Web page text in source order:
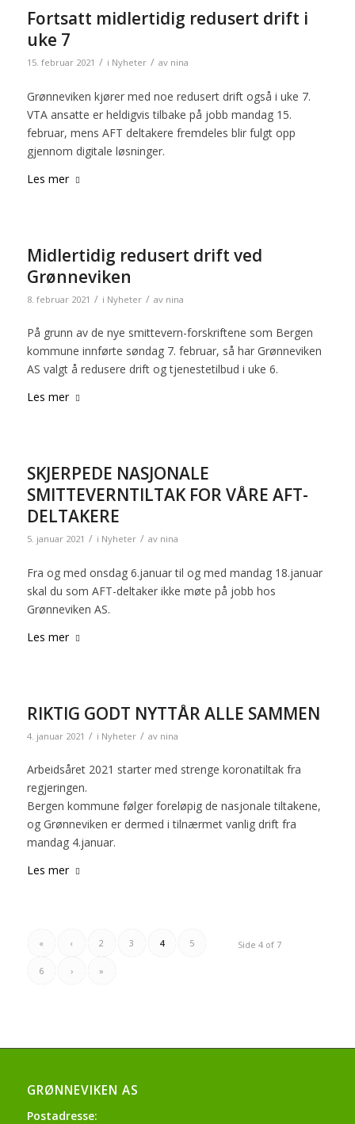
Fortsatt midlertidig redusert drift i
uke 7
15. februar 2021 / i Nyheter / av nina
Grønneviken kjører med noe redusert drift også i uke 7.
VTA ansatte er heldigvis tilbake på jobb mandag 15.
februar, mens AFT deltakere fremdeles blir fulgt opp
gjennom digitale løsninger.
Les mer
Midlertidig redusert drift ved
Grønneviken
8. februar 2021 / i Nyheter / av nina
På grunn av de nye smittevern-forskriftene som Bergen
kommune innførte søndag 7. februar, så har Grønneviken
AS valgt å redusere drift og tjenestetilbud i uke 6.
Les mer
SKJERPEDE NASJONALE
SMITTEVERNTILTAK FOR VÅRE AFT-
DELTAKERE
5. januar 2021 / i Nyheter / av nina
Fra og med onsdag 6.januar til og med mandag 18.januar
skal du som AFT-deltaker ikke møte på jobb hos
Grønneviken AS.
Les mer
RIKTIG GODT NYTTÅR ALLE SAMMEN
4. januar 2021 / i Nyheter / av nina
Arbeidsåret 2021 starter med strenge koronatiltak fra
regjeringen.
Bergen kommune følger foreløpig de nasjonale tiltakene,
og Grønneviken er dermed i tilnærmet vanlig drift fra
mandag 4.januar.
Les mer
Side 4 of 7
« ‹ 2 3 4 5
6 › »
GRØNNEVIKEN AS
Postadresse: